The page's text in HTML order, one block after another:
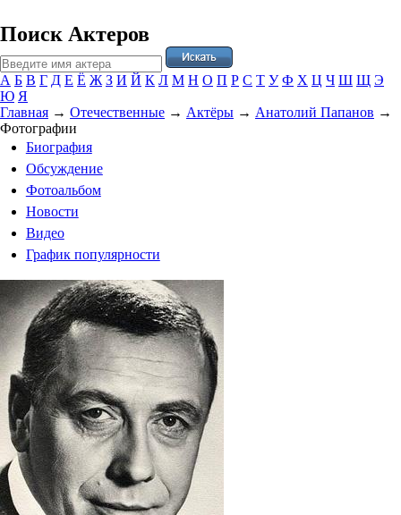
Поиск Актеров
А Б В Г Д Е Ё Ж З И Й К Л М Н О П Р С Т У Ф Х Ц Ч Ш Щ Э
Ю Я
Главная → Отечественные → Актёры → Анатолий Папанов →
Фотографии
Биография
Обсуждение
Фотоальбом
Новости
Видео
График популярности